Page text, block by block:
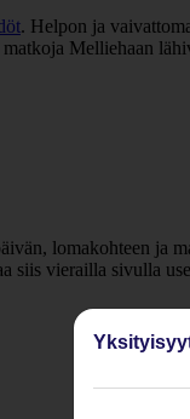
. Helpon ja
matkoja Melliehaan
lomakohteen ja
siis vierailla sivulla